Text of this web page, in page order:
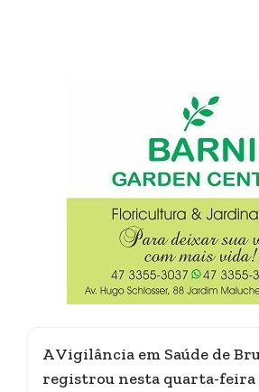
A Vigilância em Saúde de
registrou nesta quarta-feira